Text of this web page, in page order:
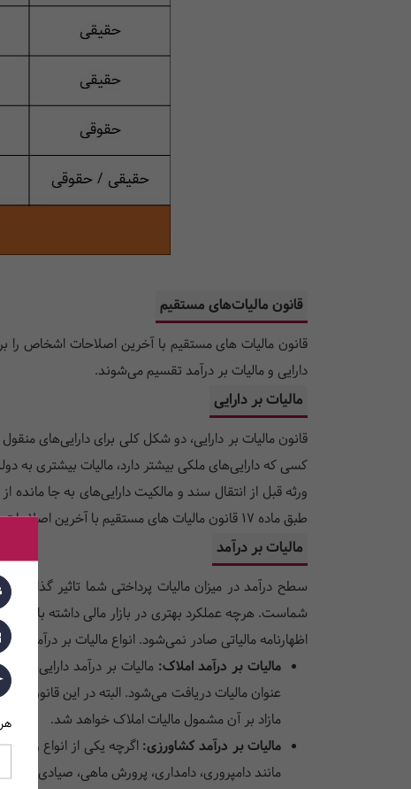
قانون مالیات‌های مستقیم
قانون مالیات های مستقیم با آخرین اصلاحات اشخاص را
دارایی و مالیات بر درآمد تقسیم می‌شوند.
مالیات بر دارایی
قانون مالیات بر دارایی، دو شکل کلی برای دارایی‌های
کسی که دارایی‌های ملکی بیشتر دارد، مالیات بیشتری به
ورثه قبل از انتقال سند و مالکیت دارایی‌های به جا مانده
طبق ماده 17
قانون مالیات های مستقیم با آخرین اصلاحات
مالیات بر درآمد
سطح درآمد در میزان مالیات پرداختی شما تاثیر گذار
اظهارنامه مالیاتی صادر نمی‌شود. انواع مالیات بر درآمد به
مالیات بر درآمد املاک: مالیات بر درآمد دارایی‌های
عنوان مالیات دریافت می‌شود. البته در این قانون،
مازاد بر آن مشمول مالیات املاک خواهد شد.
مالیات بر درآمد کشاورزی: اگرچه یکی از انواع
مانند دامپروری، دامداری، پرورش ماهی، صیادی،